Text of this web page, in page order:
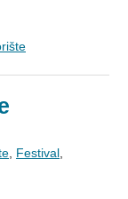
Festival